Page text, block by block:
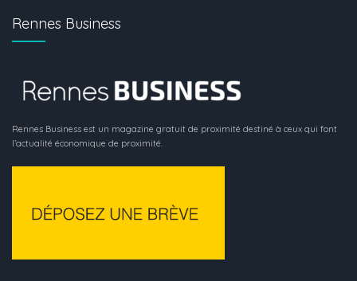
Rennes Business
Rennes Business est un magazine gratuit de proximité destiné à ceux qui font
l’actualité économique de proximité.